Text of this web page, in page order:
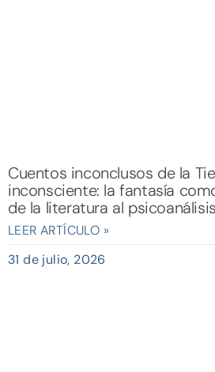
Cuentos inconclusos de la
inconsciente: la fantasía
de la literatura al psicoanálisis
LEER ARTÍCULO »
31 de julio, 2026